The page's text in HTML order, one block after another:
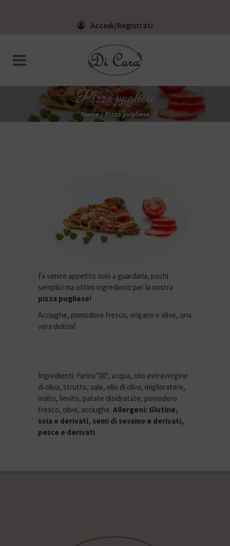
Accedi/Registrati
Pizza pugliese
Home/Pizza pugliese
Fa venire appetito solo a guardarla, pochi
semplici ma ottimi ingredienti per la nostra
pizza pugliese!
Acciughe, pomodoro fresco, origano e olive, una
vera delizia!
Ingredienti: Farina”00”, acqua, olio extravergine
di oliva, strutto, sale, olio di oliva, miglioratore,
malto, lievito, patate disidratate, pomodoro
fresco, olive, acciughe. Allergeni: Glutine,
soia e derivati, semi di sesamo e derivati,
pesce e derivati